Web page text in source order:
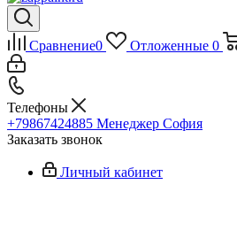
Сравнение0 Отложенные 0
Телефоны
+79867424885 Менеджер София
Заказать звонок
Личный кабинет